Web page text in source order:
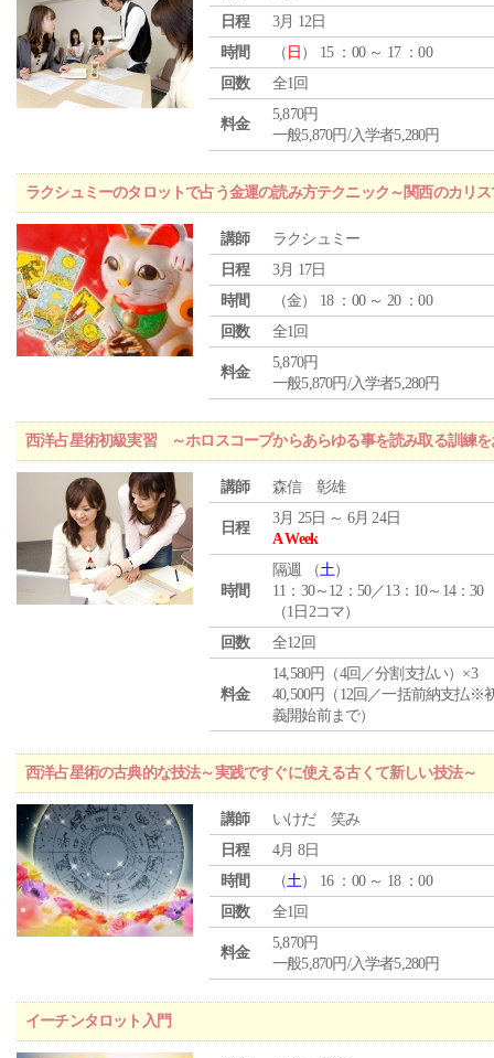
日程
3月 12日
時間
（ 日 ） 15 ：00 ～ 17 ：00
回数
全1回
料金
5,870円
一般5,870円/入学者5,280円
ラクシュミーのタロットで占う金運の読み方テクニック～関西のカリ
講師
ラクシュミー
日程
3月 17日
時間
（金） 18 ：00 ～ 20 ：00
回数
全1回
料金
5,870円
一般5,870円/入学者5,280円
西洋占星術初級実習 ～ホロスコープからあらゆる事を読み取る訓練を
講師 森信 彰雄
日程
3月 25日 ～ 6月 24日
A Week
時間
隔週 （土）
11：30～12：50／13：10～14：30
（1日2コマ）
回数
全12回
料金
14,580円（4回／分割支払い）×3
40,500円（12回／一括前納支払※
義開始前まで）
西洋占星術の古典的な技法～実践ですぐに使える古くて新しい技法～
講師
いけだ 笑み
日程
4月 8日
時間
（土） 16 ：00 ～ 18 ：00
回数
全1回
料金
5,870円
一般5,870円/入学者5,280円
イーチンタロット入門